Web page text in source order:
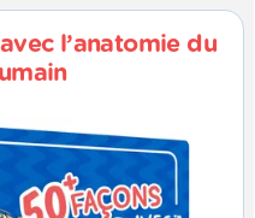
l’anatomie du